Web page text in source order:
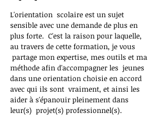
L'orientation  scolaire est un sujet
sensible avec une demande de plus en
plus forte.  C'est la raison pour laquelle,
au travers de cette formation, je vous
partage mon expertise, mes outils et ma
méthode afin d'accompagner les  jeunes
dans une orientation choisie en accord
avec qui ils sont  vraiment, et ainsi les
aider à s'épanouir pleinement dans
leur(s)  projet(s) professionnel(s).